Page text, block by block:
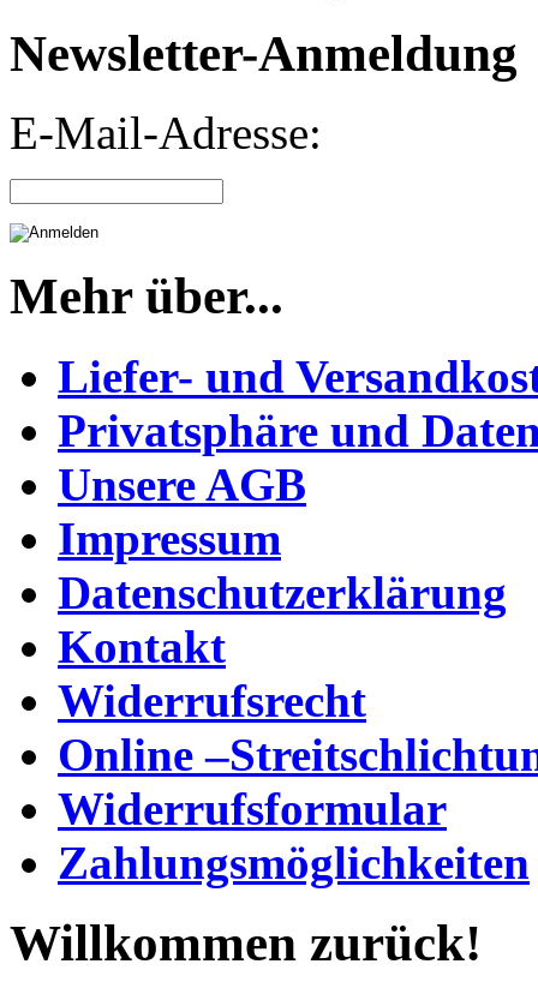
Newsletter-Anmeldung
E-Mail-Adresse:
Mehr über...
Liefer- und
Privatsphäre und
Unsere AGB
Impressum
Datenschutzerklärung
Kontakt
Widerrufsrecht
Online
Widerrufsformular
Zahlungsmöglichkeiten
Willkommen zurück!